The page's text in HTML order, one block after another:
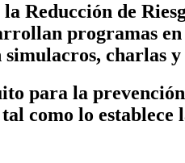
Reducción de
programas
charlas y
para la prevención
como lo establece